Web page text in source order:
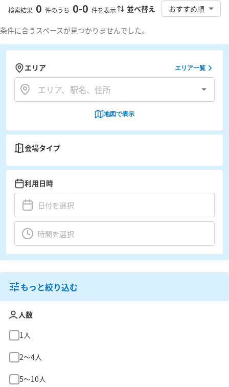
検索結果 0 件のうち 0-0 件を表示 並べ替え おすすめ順
条件に合うスペースが見つかりませんでした。
エリア エリア一覧
地図で表示
会場タイプ
利用日時
もっと絞り込む
人数
1人
2〜4人
5〜10人